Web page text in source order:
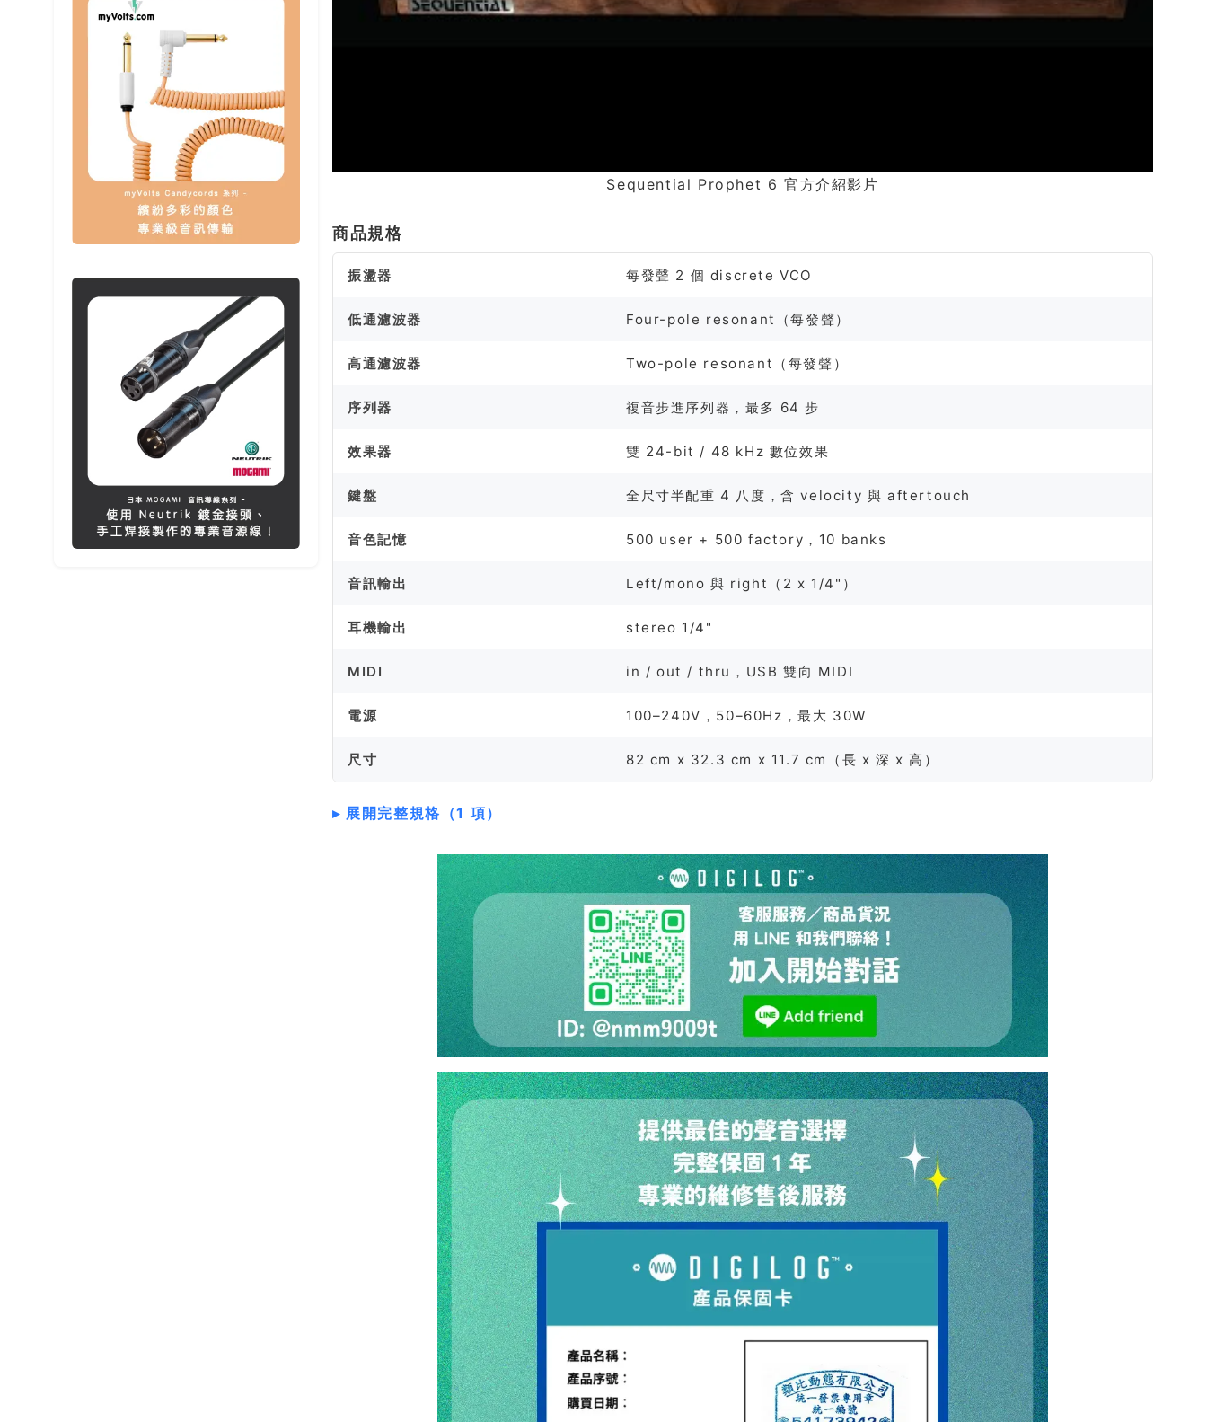
Sequential Prophet 6 官方介紹影片
商品規格
振盪器 每發聲 2 個 discrete VCO
低通濾波器 Four-pole resonant（每發聲）
高通濾波器 Two-pole resonant（每發聲）
序列器 複音步進序列器，最多 64 步
效果器 雙 24-bit / 48 kHz 數位效果
鍵盤 全尺寸半配重 4 八度，含 velocity 與 aftertouch
音色記憶 500 user + 500 factory，10 banks
音訊輸出 Left/mono 與 right（2 x 1/4"）
耳機輸出 stereo 1/4"
MIDI in / out / thru，USB 雙向 MIDI
電源 100–240V，50–60Hz，最大 30W
尺寸 82 cm x 32.3 cm x 11.7 cm（長 x 深 x 高）
展開完整規格（1 項）